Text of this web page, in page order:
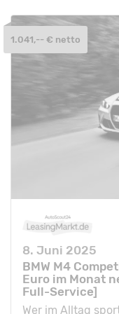
8. Juni 2025
BMW M4
Euro im Monat
Full-Service]
Wer im Alltag
1.041,-- € netto